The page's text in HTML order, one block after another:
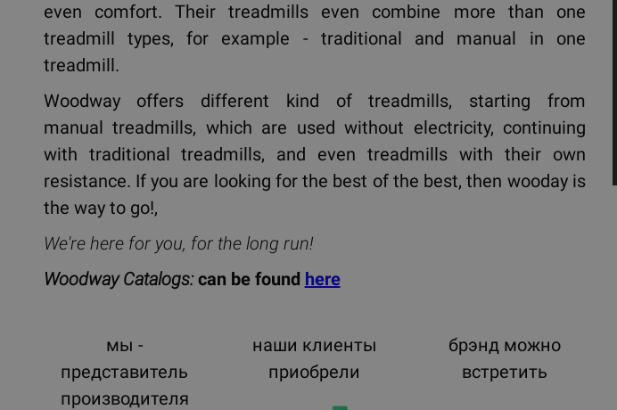
even comfort. Their treadmills even combine more than one
treadmill types, for example - traditional and manual in one
treadmill.
Woodway offers different kind of treadmills, starting from
manual treadmills, which are used without electricity, continuing
with traditional treadmills, and even treadmills with their own
resistance. If you are looking for the best of the best, then wooday is
the way to go!,
We're here for you, for the long run!
Woodway Catalogs:can be found here
мы -
представитель
производителя
наши клиенты
приобрели
брэнд можно
встретить